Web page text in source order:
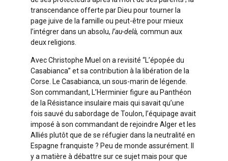
transcendance offerte par Dieu pour tourner la
page juive de la famille ou peut-être pour mieux
l’intégrer dans un absolu, l’au-delà, commun aux
deux religions.
Avec Christophe Muel on a revisité “L’épopée du
Casabianca” et sa contribution à la libération de la
Corse. Le Casabianca, un sous-marin de légende.
Son commandant, L’Herminier figure au Panthéon
de la Résistance insulaire mais qui savait qu’une
fois sauvé du sabordage de Toulon, l’équipage avait
imposé à son commandant de rejoindre Alger et les
Alliés plutôt que de se réfugier dans la neutralité en
Espagne franquiste ? Peu de monde assurément. Il
y a matière à débattre sur ce sujet mais pour que